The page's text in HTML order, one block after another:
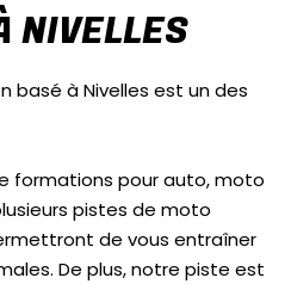
NIVELLES
basé à Nivelles est un des
formations pour auto, moto
pistes de moto
de vous entraîner
De plus, notre piste est